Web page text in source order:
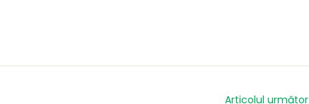
Articolul următor